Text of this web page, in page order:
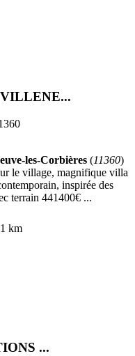
les-Corbières (11360)
le village, magnifique villa
inspirée des
terrain 441400€ ...
km
...